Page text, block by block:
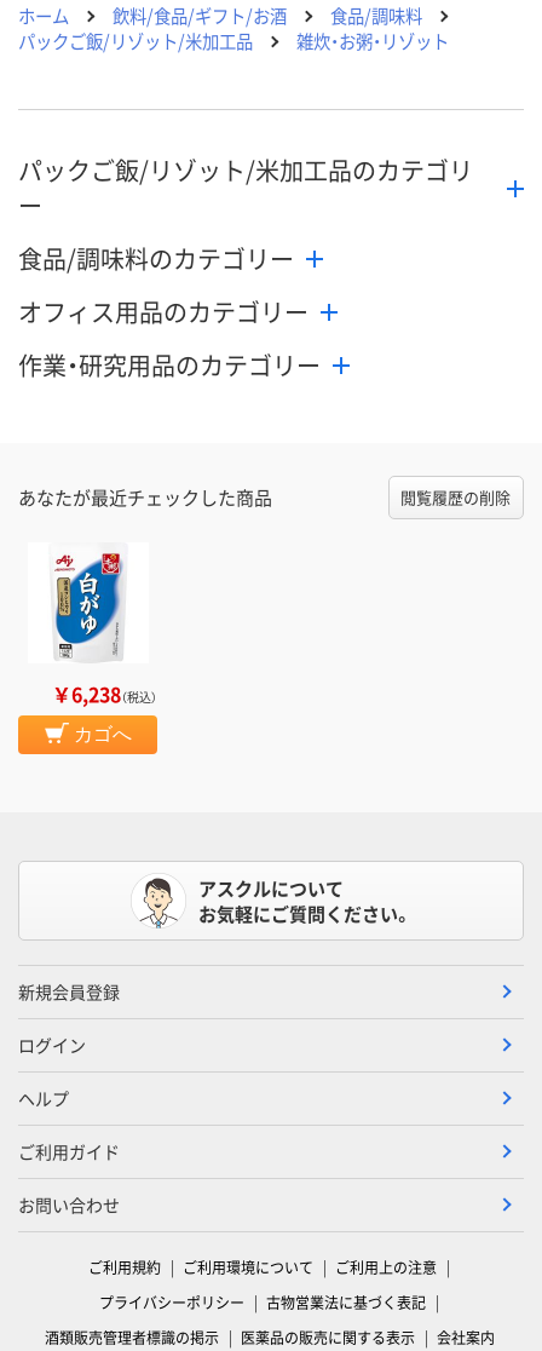
ホーム
飲料/食品/ギフト/お酒
食品/調味料
パックご飯/リゾット/米加工品
雑炊・お粥・リゾット
パックご飯/リゾット/米加工品のカテゴリ
ー
食品/調味料のカテゴリー
オフィス用品のカテゴリー
作業・研究用品のカテゴリー
あなたが最近チェックした商品 閲覧履歴の削除
￥6,238（税込）
カゴへ
アスクルについて
お気軽にご質問ください。
新規会員登録
ログイン
ヘルプ
ご利用ガイド
お問い合わせ
ご利用規約 ご利用環境について
ご利用上の注意
プライバシーポリシー
古物営業法に基づく表記
酒類販売管理者標識の掲示
医薬品の販売に関する表示 会社案内